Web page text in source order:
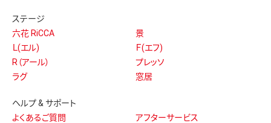
ステージ
六花 RiCCA
景
Ｌ(エル)
Ｆ(エフ)
R（アール）
プレッソ
ラグ
窓居
ヘルプ & サポート
よくあるご質問
アフターサービス